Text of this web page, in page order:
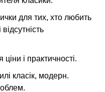
для тих, хто любить
і практичності.
класік, модерн.